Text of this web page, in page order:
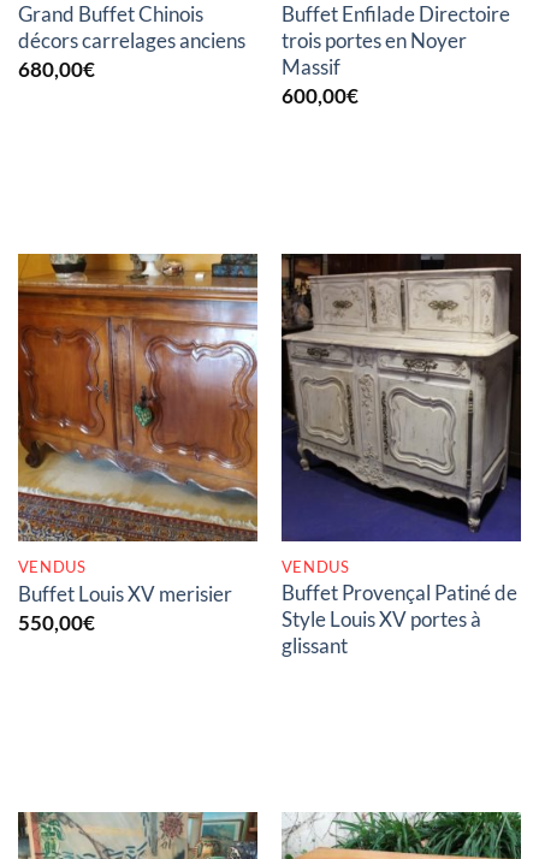
Grand Buffet Chinois
décors carrelages anciens
680,00€
Buffet Enfilade Directoire
trois portes en Noyer
Massif
600,00€
RUPTURE DE STOCK
VENDUS
Buffet Louis XV merisier
550,00€
RUPTURE DE STOCK
VENDUS
Buffet Provençal Patiné de
Style Louis XV portes à
glissant